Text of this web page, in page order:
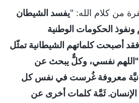
من كلام الله: "يفسد الشيطان
ونفوذ الحكومات الوطنية
أصبحت كلماتهم الشيطانية تمثّل
"اللهم نفسي، وكلٌّ يبحث عن
معروفة غُرست في نفس كل
الإنسان. ثَمَّة كلمات أخرى عن